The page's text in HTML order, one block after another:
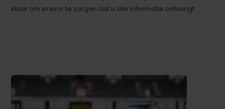
klaar om ervoor te zorgen dat u alle informatie ontvangt